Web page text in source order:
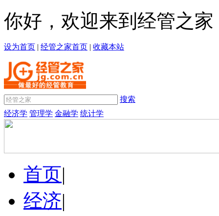
你好，欢迎来到经管之家
设为首页 | 经管之家首页 | 收藏本站
搜索
经济学 管理学 金融学 统计学
首页|
经济|